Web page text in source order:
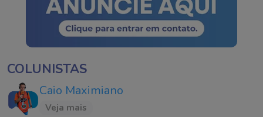
COLUNISTAS
Caio Maximiano
Veja mais